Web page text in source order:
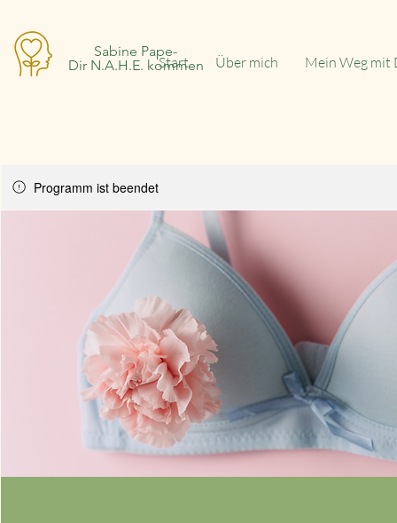
Sabine Pape-
Dir N.A.H.E. kommen
Start Über mich Mein Weg mit
Programm ist beendet